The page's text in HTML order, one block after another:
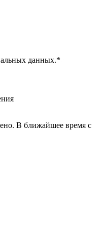
данных.*
В ближайшее время с